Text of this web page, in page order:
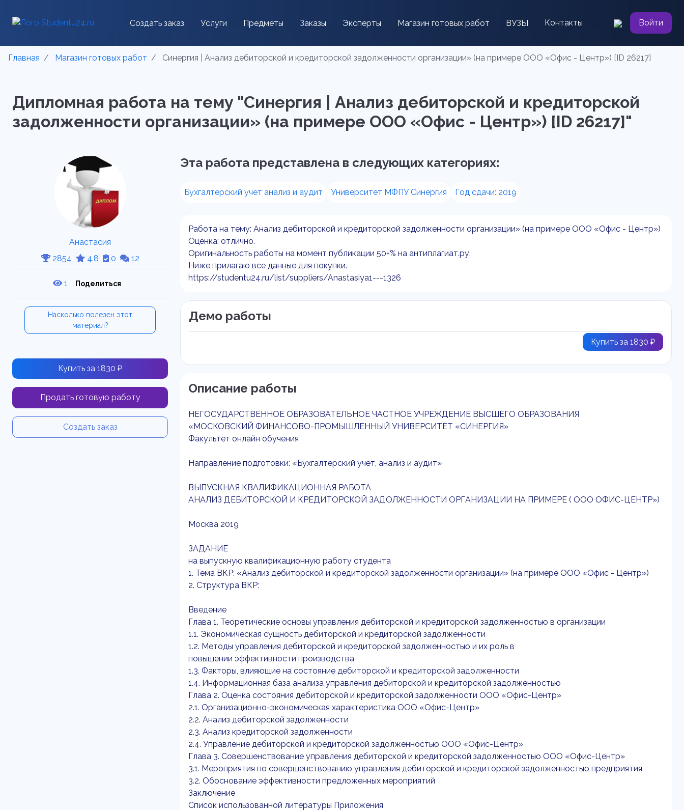
Создать заказ Услуги Предметы Заказы Эксперты Магазин готовых работ ВУЗЫ Контакты Войти
Главная Магазин готовых работ Синергия | Анализ дебиторской и кредиторской задолженности организации» (на примере ООО «Офис - Центр») [ID 26217]
Дипломная работа на тему "Синергия | Анализ дебиторской и кредиторской
задолженности организации» (на примере ООО «Офис - Центр») [ID 26217]"
Анастасия
2854
4.8 0 12
1 Поделиться
Насколько полезен этот
материал?
Купить за 1830 ₽
Продать готовую работу
Создать заказ
Эта работа представлена в следующих категориях:
Бухгалтерский учет анализ и аудит Университет МФПУ Синергия Год сдачи: 2019
Работа на тему: Анализ дебиторской и кредиторской задолженности организации» (на примере ООО «Офис - Центр»)
Оценка: отлично.
Оригинальность работы на момент публикации 50+% на антиплагиат.ру.
Ниже прилагаю все данные для покупки.
https://studentu24.ru/list/suppliers/Anastasiya1---1326
Демо работы
Купить за 1830 ₽
Описание работы
НЕГОСУДАРСТВЕННОЕ ОБРАЗОВАТЕЛЬНОЕ ЧАСТНОЕ УЧРЕЖДЕНИЕ ВЫСШЕГО ОБРАЗОВАНИЯ
«МОСКОВСКИЙ ФИНАНСОВО-ПРОМЫШЛЕННЫЙ УНИВЕРСИТЕТ «СИНЕРГИЯ»
Факультет онлайн обучения
Направление подготовки: «Бухгалтерский учёт, анализ и аудит»
ВЫПУСКНАЯ КВАЛИФИКАЦИОННАЯ РАБОТА
АНАЛИЗ ДЕБИТОРСКОЙ И КРЕДИТОРСКОЙ ЗАДОЛЖЕННОСТИ ОРГАНИЗАЦИИ НА ПРИМЕРЕ ( ООО ОФИС-ЦЕНТР»)
Москва 2019
ЗАДАНИЕ
на выпускную квалификационную работу студента
1. Тема ВКР: «Анализ дебиторской и кредиторской задолженности организации» (на примере ООО «Офис - Центр»)
2. Структура ВКР:
Введение
Глава 1. Теоретические основы управления дебиторской и кредиторской задолженностью в организации
1.1. Экономическая сущность дебиторской и кредиторской задолженности
1.2. Методы управления дебиторской и кредиторской задолженностью и их роль в
повышении эффективности производства
1.3. Факторы, влияющие на состояние дебиторской и кредиторской задолженности
1.4. Информационная база анализа управления дебиторской и кредиторской задолженностью
Глава 2. Оценка состояния дебиторской и кредиторской задолженности ООО «Офис-Центр»
2.1. Организационно-экономическая характеристика ООО «Офис-Центр»
2.2. Анализ дебиторской задолженности
2.3. Анализ кредиторской задолженности
2.4. Управление дебиторской и кредиторской задолженностью ООО «Офис-Центр»
Глава 3. Совершенствование управления дебиторской и кредиторской задолженностью ООО «Офис-Центр»
3.1. Мероприятия по совершенствованию управления дебиторской и кредиторской задолженностью предприятия
3.2. Обоснование эффективности предложенных мероприятий
Заключение
Список использованной литературы Приложения